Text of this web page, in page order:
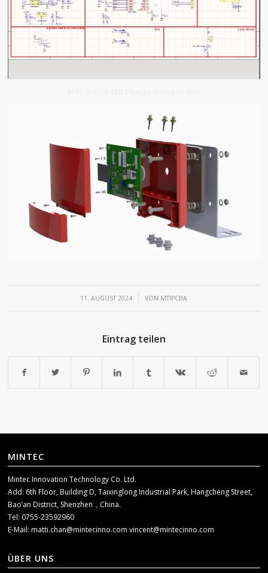
11. AUGUST 2024
/ VON MTIPCBA
Eintrag teilen
MINTEC
Mintec Innovation Technology Co. Ltd.
Add: 6th Floor, Building D, Taixinglong Industrial Park, Hangcheng Street,
Bao’an District, Shenzhen，China.
Tel: 0755-23592960
E-Mail:matti.chan@mintecinno.comvincent@mintecinno.com
ÜBER UNS